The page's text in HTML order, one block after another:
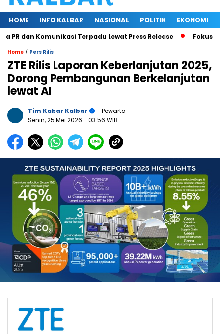
HOME INFO KALBAR NASIONAL POLITIK EKONOMI
Komunikasi Terpadu Lewat Press Release Fokus Benahi
Home / Pers Rilis
ZTE Rilis Laporan Keberlanjutan 2025,
Dorong Pembangunan Berkelanjutan
lewat AI
Tim Kabar Kalbar
- Pewarta
Senin, 25 Mei 2026 - 03:56 WIB